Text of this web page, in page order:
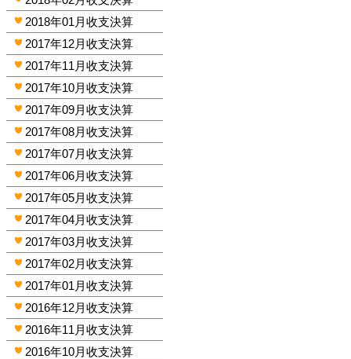
2018年01月收支決算
2017年12月收支決算
2017年11月收支決算
2017年10月收支決算
2017年09月收支決算
2017年08月收支決算
2017年07月收支決算
2017年06月收支決算
2017年05月收支決算
2017年04月收支決算
2017年03月收支決算
2017年02月收支決算
2017年01月收支決算
2016年12月收支決算
2016年11月收支決算
2016年10月收支決算